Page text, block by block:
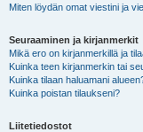
Miten löydän omat viestini ja
Seuraaminen ja kirjanmerkit
Mikä ero on kirjanmerkillä ja
Kuinka teen kirjanmerkin tai
Kuinka tilaan haluamani
Kuinka poistan tilaukseni?
Liitetiedostot